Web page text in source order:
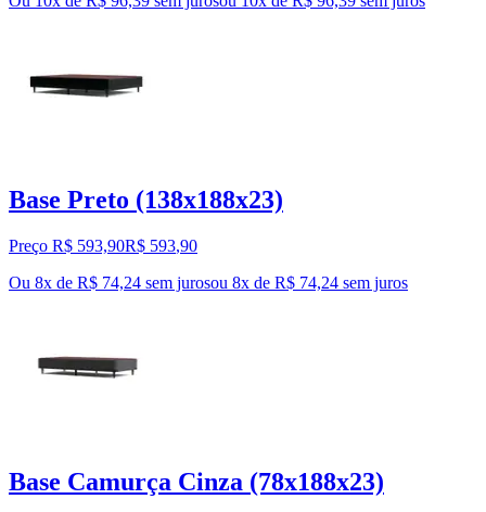
Base Preto (138x188x23)
Preço R$ 593,90R$ 593,90
Ou 8x de R$ 74,24 sem jurosou 8x de R$ 74,24 sem juros
Base Camurça Cinza (78x188x23)